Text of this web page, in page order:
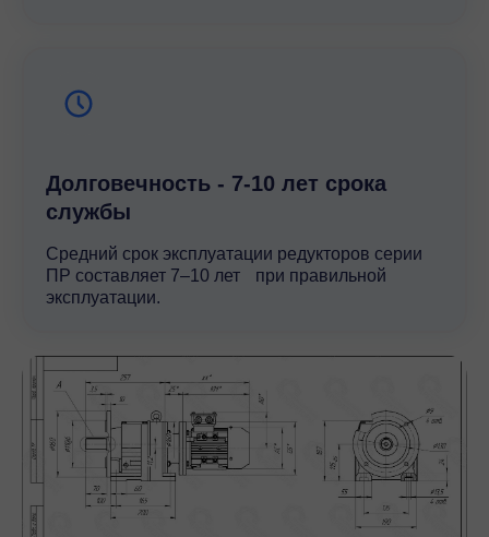
Долговечность - 7-10 лет срока
службы
Средний срок эксплуатации редукторов серии
ПР составляет 7–10 лет при правильной
эксплуатации.